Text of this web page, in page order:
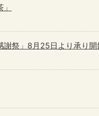
謝祭」8月25日より承り開